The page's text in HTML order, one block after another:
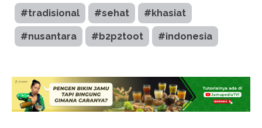
#tradisional #sehat #khasiat
#nusantara #b2p2toot #indonesia